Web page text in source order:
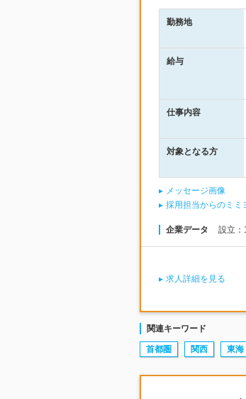
勤務地
給与
仕事内容
対象となる方
メッセージ画像
採用担当からのミミ
企業データ 設立：
求人詳細を見る
関連キーワード
首都圏 関西 東海